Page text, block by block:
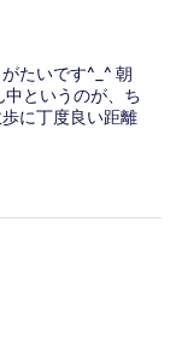
たいです^_^ 朝
というのが、ち
に丁度良い距離